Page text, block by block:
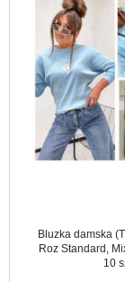
Bluzka damska
Roz Standard,
10